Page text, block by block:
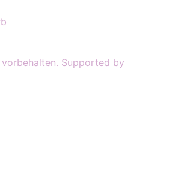
Supported by